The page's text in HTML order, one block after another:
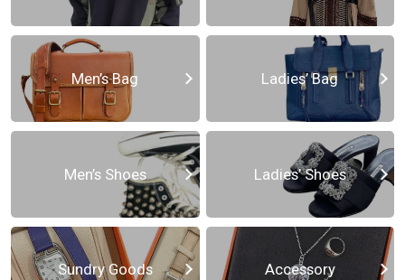
Men’s Bag Ladies’ Bag
Men’s Shoes Ladies’ Shoes
Sundry Goods Accessory